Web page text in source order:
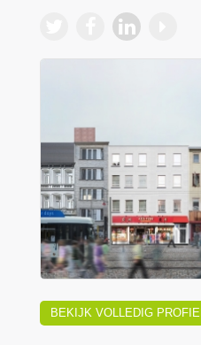
BEKIJK VOLLEDIG PROFIEL